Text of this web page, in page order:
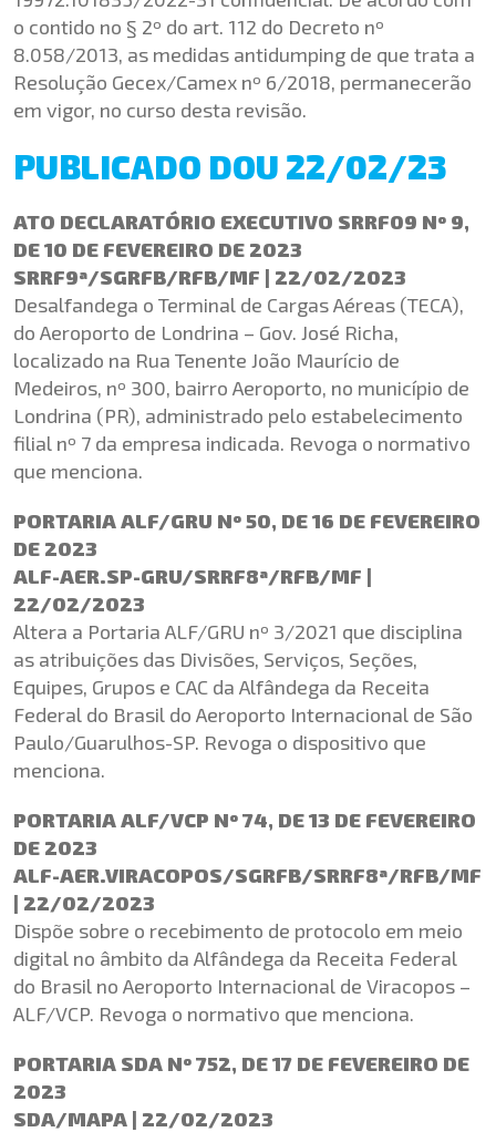
o contido no § 2º do art. 112 do Decreto nº
8.058/2013, as medidas antidumping de que trata a
Resolução Gecex/Camex nº 6/2018, permanecerão
em vigor, no curso desta revisão.
PUBLICADO DOU 22/02/23
ATO DECLARATÓRIO EXECUTIVO SRRF09 Nº 9,
DE 10 DE FEVEREIRO DE 2023
SRRF9ª/SGRFB/RFB/MF | 22/02/2023
Desalfandega o Terminal de Cargas Aéreas (TECA),
do Aeroporto de Londrina – Gov. José Richa,
localizado na Rua Tenente João Maurício de
Medeiros, nº 300, bairro Aeroporto, no município de
Londrina (PR), administrado pelo estabelecimento
filial nº 7 da empresa indicada. Revoga o normativo
que menciona.
PORTARIA ALF/GRU Nº 50, DE 16 DE FEVEREIRO
DE 2023
ALF-AER.SP-GRU/SRRF8ª/RFB/MF |
22/02/2023
Altera a Portaria ALF/GRU nº 3/2021 que disciplina
as atribuições das Divisões, Serviços, Seções,
Equipes, Grupos e CAC da Alfândega da Receita
Federal do Brasil do Aeroporto Internacional de São
Paulo/Guarulhos-SP. Revoga o dispositivo que
menciona.
PORTARIA ALF/VCP Nº 74, DE 13 DE FEVEREIRO
DE 2023
ALF-AER.VIRACOPOS/SGRFB/SRRF8ª/RFB/MF
| 22/02/2023
Dispõe sobre o recebimento de protocolo em meio
digital no âmbito da Alfândega da Receita Federal
do Brasil no Aeroporto Internacional de Viracopos –
ALF/VCP. Revoga o normativo que menciona.
PORTARIA SDA Nº 752, DE 17 DE FEVEREIRO DE
2023
SDA/MAPA | 22/02/2023